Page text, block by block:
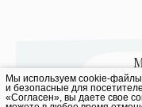
Мы используем cookie-
и безопасные для
«Согласен», вы даете свое